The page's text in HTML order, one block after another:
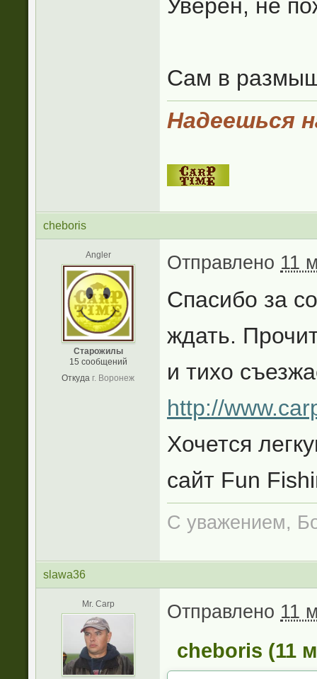
Уверен, не
Сам в
Надеешься
cheboris
Angler
Старожилы
15 сообщений
Откуда г. Воронеж
Отправлено 11
Спасибо за
ждать.
и тихо
http://
Хочется
сайт Fun
С уважением,
slawa36
Mr. Carp Отправлено 11
cheboris (11